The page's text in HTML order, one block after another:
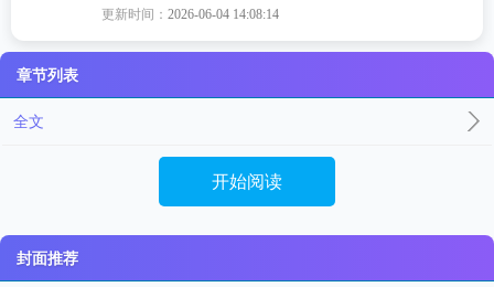
更新时间：2026-06-04 14:08:14
章节列表
全文
开始阅读
封面推荐